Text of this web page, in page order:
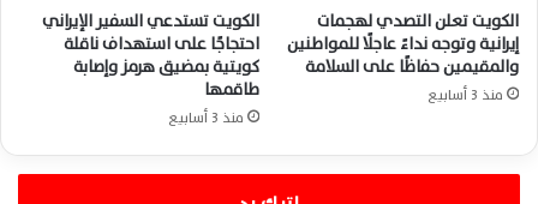
الكويت تعلن التصدي لهجمات
إيرانية وتوجه نداءً عاجلًا للمواطنين
والمقيمين حفاظًا على السلامة
منذ 3 أسابيع
الكويت تستدعي السفير الإيراني
احتجاجًا على استهداف ناقلة
كويتية بمضيق هرمز وإصابة
طاقمها
منذ 3 أسابيع